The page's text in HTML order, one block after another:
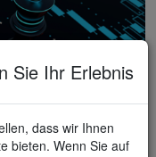
Sie Ihr Erlebnis
dass wir Ihnen
bieten. Wenn Sie auf